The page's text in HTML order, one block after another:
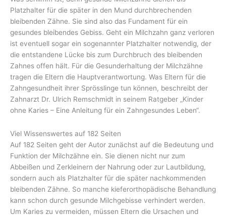
Platzhalter für die später in den Mund durchbrechenden
bleibenden Zähne. Sie sind also das Fundament für ein
gesundes bleibendes Gebiss. Geht ein Milchzahn ganz verloren
ist eventuell sogar ein sogenannter Platzhalter notwendig, der
die entstandene Lücke bis zum Durchbruch des bleibenden
Zahnes offen hält. Für die Gesunderhaltung der Milchzähne
tragen die Eltern die Hauptverantwortung. Was Eltern für die
Zahngesundheit ihrer Sprösslinge tun können, beschreibt der
Zahnarzt Dr. Ulrich Remschmidt in seinem Ratgeber „Kinder
ohne Karies – Eine Anleitung für ein Zahngesundes Leben“.
Viel Wissenswertes auf 182 Seiten
Auf 182 Seiten geht der Autor zunächst auf die Bedeutung und
Funktion der Milchzähne ein. Sie dienen nicht nur zum
Abbeißen und Zerkleinern der Nahrung oder zur Lautbildung,
sondern auch als Platzhalter für die später nachkommenden
bleibenden Zähne. So manche kieferorthopädische Behandlung
kann schon durch gesunde Milchgebisse verhindert werden.
Um Karies zu vermeiden, müssen Eltern die Ursachen und